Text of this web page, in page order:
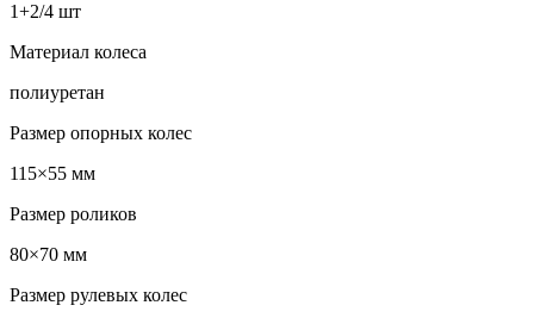
1+2/4 шт
Материал колеса
полиуретан
Размер опорных колес
115×55 мм
Размер роликов
80×70 мм
Размер рулевых колес